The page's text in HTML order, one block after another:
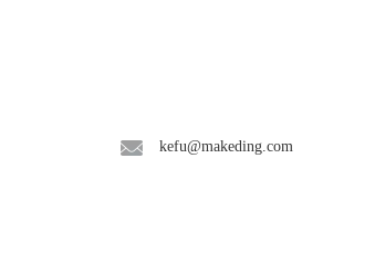
kefu@makeding.com